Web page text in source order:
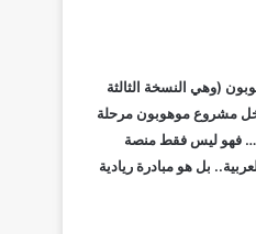
(وهي النسخة الثالثة
الموقع في العام 2007) يدخل مشروع موهوبون مرحلة
فهو ليس فقط منصة
بل هو مبادرة ريادية